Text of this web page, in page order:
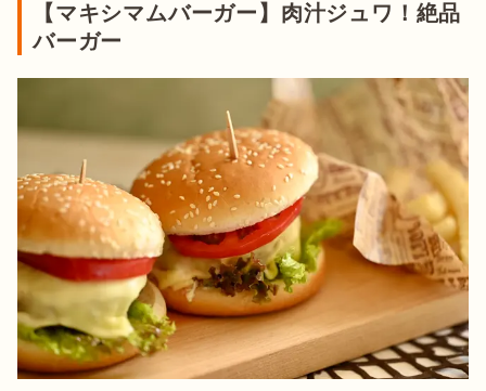
【マキシマムバーガー】肉汁ジュワ！絶品
バーガー